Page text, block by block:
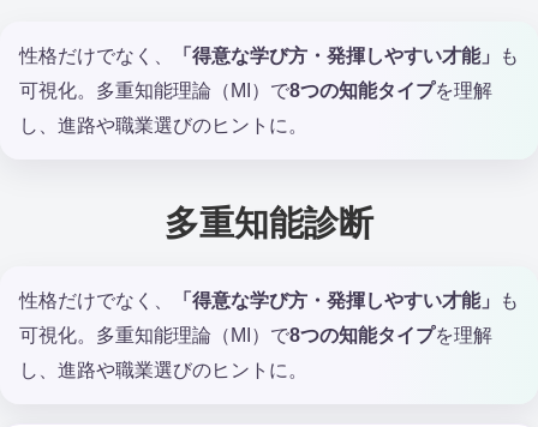
性格だけでなく、 「得意な学び方・発揮しやすい才能」
も
可視化。多重知能理論（MI）で8つの知能タイプを理解
し、進路や職業選びのヒントに。
多重知能診断
性格だけでなく、 「得意な学び方・発揮しやすい才能」
も
可視化。多重知能理論（MI）で8つの知能タイプを理解
し、進路や職業選びのヒントに。